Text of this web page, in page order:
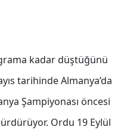
kadar düştüğünü
tarihinde Almanya’da
Şampiyonası öncesi
Ordu 19 Eylül